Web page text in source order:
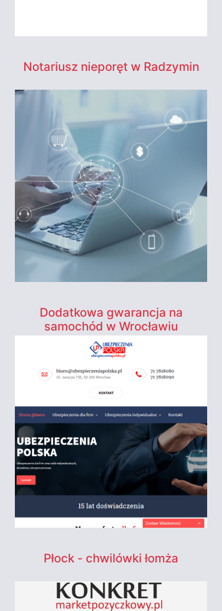
Notariusz nieporęt w Radzymin
Dodatkowa gwarancja na
samochód w Wrocławiu
Płock - chwilówki łomża